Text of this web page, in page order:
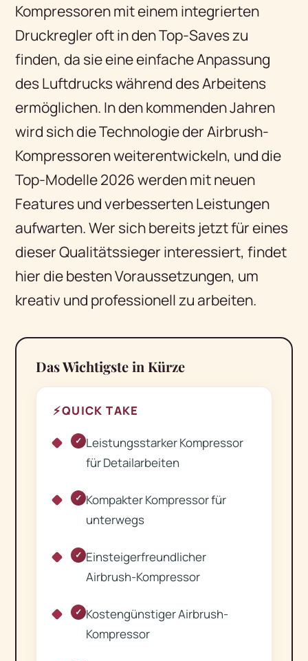
Kompressoren mit einem integrierten
Druckregler oft in den Top-Saves zu
finden, da sie eine einfache Anpassung
des Luftdrucks während des Arbeitens
ermöglichen. In den kommenden Jahren
wird sich die Technologie der Airbrush-
Kompressoren weiterentwickeln, und die
Top-Modelle 2026 werden mit neuen
Features und verbesserten Leistungen
aufwarten. Wer sich bereits jetzt für eines
dieser Qualitätssieger interessiert, findet
hier die besten Voraussetzungen, um
kreativ und professionell zu arbeiten.
Das Wichtigste in Kürze
⚡QUICK TAKE
✓ Leistungsstarker Kompressor
für Detailarbeiten
✓ Kompakter Kompressor für
unterwegs
✓ Einsteigerfreundlicher
Airbrush-Kompressor
✓ Kostengünstiger Airbrush-
Kompressor